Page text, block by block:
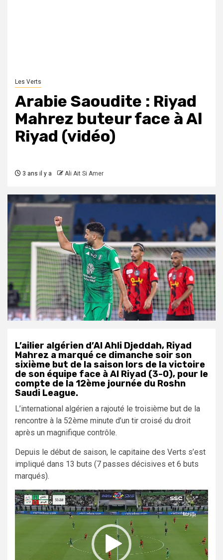
Les Verts
Arabie Saoudite : Riyad
Mahrez buteur face à Al
Riyad (vidéo)
3 ans il y a Ali Ait Si Amer
L’ailier algérien d’Al Ahli Djeddah, Riyad
Mahrez a marqué ce dimanche soir son
sixième but de la saison lors de la victoire
de son équipe face à Al Riyad (3-0), pour le
compte de la 12ème journée du Roshn
Saudi League.
L’international algérien a rajouté le troisième but de la
rencontre à la 52ème minute d’un tir croisé du droit
après un magnifique contrôle.
Depuis le début de saison, le capitaine des Verts s’est
impliqué dans 13 buts (7 passes décisives et 6 buts
marqués).
Lecteur
vidéo